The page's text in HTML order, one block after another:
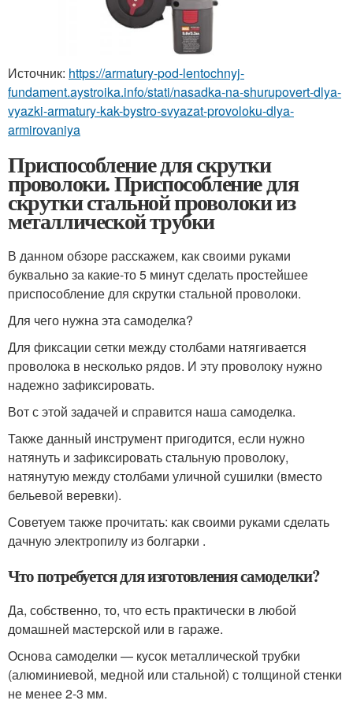
Источник: https://armatury-pod-lentochnyj-
fundament.aystroika.info/stati/nasadka-na-shurupovert-dlya-
vyazki-armatury-kak-bystro-svyazat-provoloku-dlya-
armirovaniya
Приспособление для скрутки
проволоки. Приспособление для
скрутки стальной проволоки из
металлической трубки
В данном обзоре расскажем, как своими руками
буквально за какие-то 5 минут сделать простейшее
приспособление для скрутки стальной проволоки.
Для чего нужна эта самоделка?
Для фиксации сетки между столбами натягивается
проволока в несколько рядов. И эту проволоку нужно
надежно зафиксировать.
Вот с этой задачей и справится наша самоделка.
Также данный инструмент пригодится, если нужно
натянуть и зафиксировать стальную проволоку,
натянутую между столбами уличной сушилки (вместо
бельевой веревки).
Советуем также прочитать: как своими руками сделать
дачную электропилу из болгарки .
Что потребуется для изготовления самоделки?
Да, собственно, то, что есть практически в любой
домашней мастерской или в гараже.
Основа самоделки — кусок металлической трубки
(алюминиевой, медной или стальной) с толщиной стенки
не менее 2-3 мм.